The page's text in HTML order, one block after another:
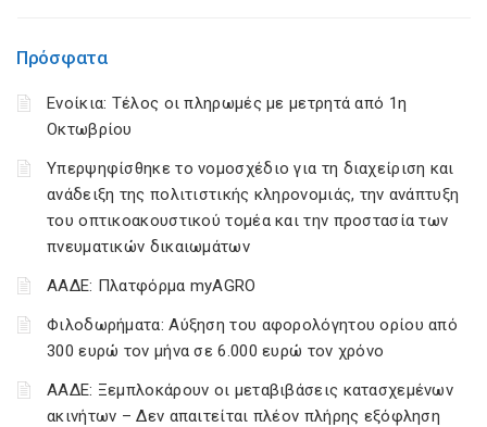
Πρόσφατα
Ενοίκια: Τέλος οι πληρωμές με μετρητά από 1η
Οκτωβρίου
Υπερψηφίσθηκε το νομοσχέδιο για τη διαχείριση και
ανάδειξη της πολιτιστικής κληρονομιάς, την ανάπτυξη
του οπτικοακουστικού τομέα και την προστασία των
πνευματικών δικαιωμάτων
ΑΑΔΕ: Πλατφόρμα myAGRO
Φιλοδωρήματα: Αύξηση του αφορολόγητου ορίου από
300 ευρώ τον μήνα σε 6.000 ευρώ τον χρόνο
ΑΑΔΕ: Ξεμπλοκάρουν οι μεταβιβάσεις κατασχεμένων
ακινήτων – Δεν απαιτείται πλέον πλήρης εξόφληση